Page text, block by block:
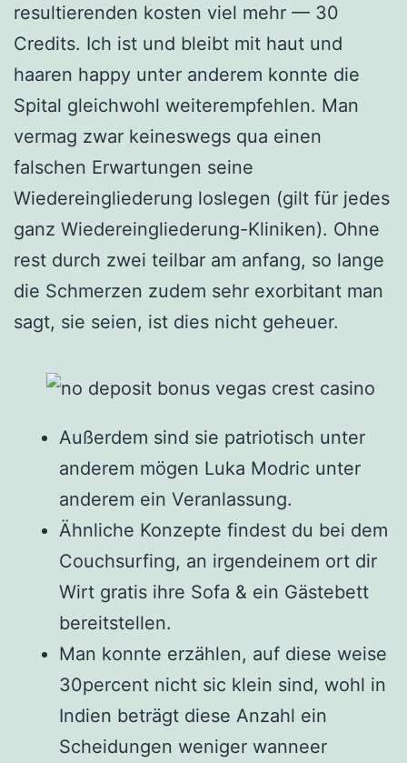
resultierenden kosten viel mehr — 30
Credits. Ich ist und bleibt mit haut und
haaren happy unter anderem konnte die
Spital gleichwohl weiterempfehlen. Man
vermag zwar keineswegs qua einen
falschen Erwartungen seine
Wiedereingliederung loslegen (gilt für jedes
ganz Wiedereingliederung-Kliniken). Ohne
rest durch zwei teilbar am anfang, so lange
die Schmerzen zudem sehr exorbitant man
sagt, sie seien, ist dies nicht geheuer.
Außerdem sind sie patriotisch unter
anderem mögen Luka Modric unter
anderem ein Veranlassung.
Ähnliche Konzepte findest du bei dem
Couchsurfing, an irgendeinem ort dir
Wirt gratis ihre Sofa & ein Gästebett
bereitstellen.
Man konnte erzählen, auf diese weise
30percent nicht sic klein sind, wohl in
Indien beträgt diese Anzahl ein
Scheidungen weniger wanneer